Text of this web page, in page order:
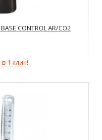
CONTROL AR/CO2
1 клик!